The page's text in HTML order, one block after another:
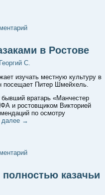
в Ростове
Георгий С.
изучать местную культуру в
посещает Питер Шмейхель.
вратарь «Манчестер
и ростовщиком Викторией
по осмотру
далее →
казачьи